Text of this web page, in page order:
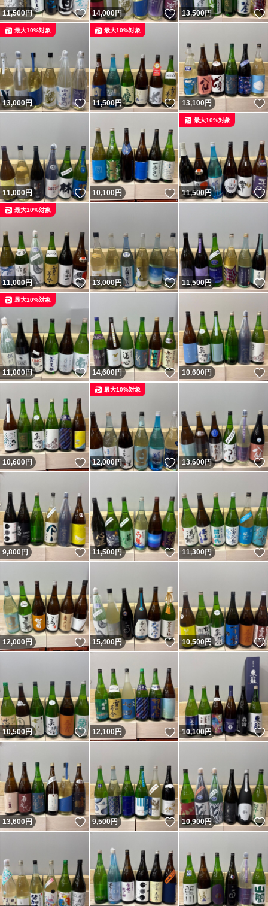
11,500円 いいね！
14,000円 いいね！
13,500円
13,000円 いいね！
最大10%対象
11,500円 いいね！
最大10%対象
13,100円
11,000円 いいね！
10,100円 いいね！
11,500円
最大10%対象
11,000円 いいね！
最大10%対象
13,000円 いいね！
11,500円
11,000円 いいね！
最大10%対象
14,600円 いいね！
10,600円
10,600円 いいね！
12,000円 いいね！
最大10%対象
13,600円
9,800円 いいね！
11,500円 いいね！
11,300円
12,000円 いいね！
15,400円 いいね！
10,500円
10,500円 いいね！
12,100円 いいね！
10,100円
13,600円 いいね！
9,500円 いいね！
10,900円